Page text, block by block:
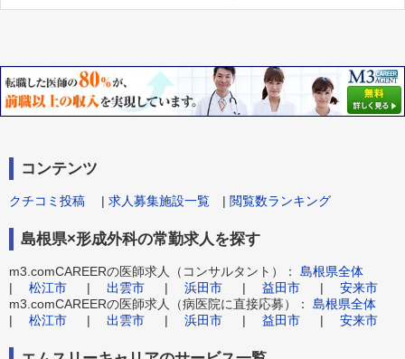
コンテンツ
クチコミ投稿 | 求人募集施設一覧 | 閲覧数ランキング
島根県×形成外科の常勤求人を探す
m3.comCAREERの医師求人（コンサルタント）： 島根県全体
| 松江市 | 出雲市 | 浜田市 | 益田市 | 安来市
m3.comCAREERの医師求人（病医院に直接応募）： 島根県全体
| 松江市 | 出雲市 | 浜田市 | 益田市 | 安来市